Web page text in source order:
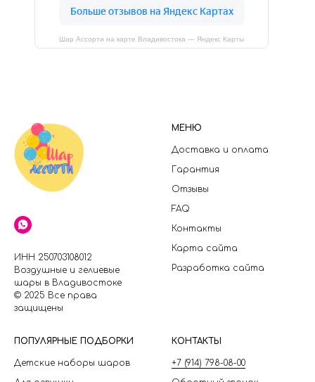
Шар Ассорти на карте Владивостока — Яндекс Карты
ИНН 250703108012
Воздушные и гелиевые
шары в Владивостоке
© 2025 Все права
защищены
МЕНЮ
Доставка и оплата
Гарантия
Отзывы
FAQ
Контакты
Карта сайта
Разработка сайта
ПОПУЛЯРНЫЕ ПОДБОРКИ
Детские наборы шаров
КОНТАКТЫ
+7 (914) 798-08-00